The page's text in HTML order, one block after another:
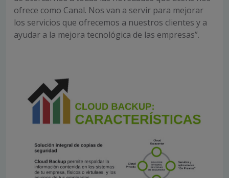
ofrece como Canal. Nos van a servir para mejorar
los servicios que ofrecemos a nuestros clientes y a
ayudar a la mejora tecnológica de las empresas”.